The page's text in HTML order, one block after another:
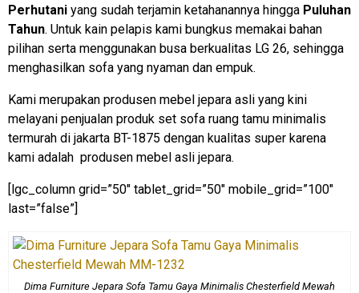
Perhutani yang sudah terjamin ketahanannya hingga Puluhan
Tahun. Untuk kain pelapis kami bungkus memakai bahan
pilihan serta menggunakan busa berkualitas LG 26, sehingga
menghasilkan sofa yang nyaman dan empuk.
Kami merupakan produsen mebel jepara asli yang kini
melayani penjualan produk set sofa ruang tamu minimalis
termurah di jakarta BT-1875 dengan kualitas super karena
kami adalah produsen mebel asli jepara.
[lgc_column grid=”50″ tablet_grid=”50″ mobile_grid=”100″
last=”false”]
Dima Furniture Jepara Sofa Tamu Gaya Minimalis Chesterfield Mewah